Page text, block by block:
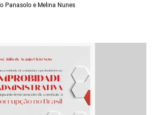
Panasolo e Melina Nunes